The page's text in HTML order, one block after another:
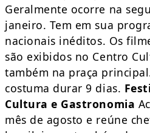
Geralmente ocorre na
janeiro. Tem em sua
nacionais inéditos. Os
são exibidos no Centro
também na praça
costuma durar 9 dias.
Cultura e Gastronomia
mês de agosto e reúne